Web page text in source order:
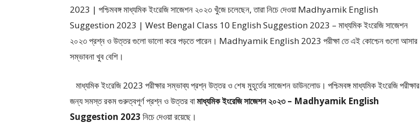
2023 | পশ্চিমবঙ্গ মাধ্যমিক ইংরেজি সাজেশন ২০২৩ খুঁজে চলেছেন, তারা নিচে দেওয়া Madhyamik English
Suggestion 2023 | West Bengal Class 10 English Suggestion 2023 – মাধ্যমিক ইংরেজি সাজেশন
২০২৩ প্রশ্ন ও উত্তর গুলো ভালো করে পড়তে পারেন। Madhyamik English 2023 পরীক্ষা তে এই কোশ্চেন গুলো আসার
সম্ভাবনা খুব বেশি।
মাধ্যমিক ইংরেজি 2023 পরীক্ষার সম্ভাব্য প্রশ্ন উত্তর ও শেষ মুহূর্তের সাজেশন ডাউনলোড। পশ্চিমবঙ্গ মাধ্যমিক ইংরেজি পরীক্ষার
জন্য সমস্ত রকম গুরুত্বপূর্ণ প্রশ্ন ও উত্তর বামাধ্যমিক ইংরেজি সাজেশন ২০২৩ – Madhyamik English
Suggestion 2023 নিচে দেওয়া রয়েছে।